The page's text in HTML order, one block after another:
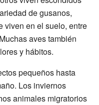
de gusanos,
viven en el suelo, entre
aves también
y hábitos.
pequeños hasta
Los inviernos
animales migratorios